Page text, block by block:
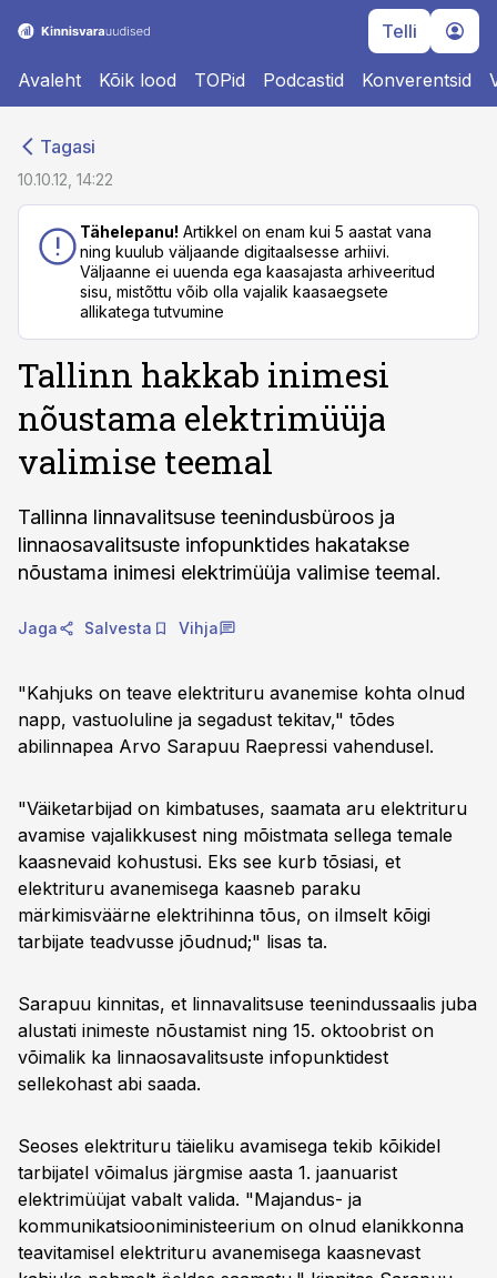
Telli
Avaleht Kõik lood TOPid Podcastid Konverentsid
Tagasi
10.10.12, 14:22
Tähelepanu! Artikkel on enam kui 5 aastat vana
ning kuulub väljaande digitaalsesse arhiivi.
Väljaanne ei uuenda ega kaasajasta arhiveeritud
sisu, mistõttu võib olla vajalik kaasaegsete
allikatega tutvumine
Tallinn hakkab inimesi
nõustama elektrimüüja
valimise teemal
Tallinna linnavalitsuse teenindusbüroos ja
linnaosavalitsuste infopunktides hakatakse
nõustama inimesi elektrimüüja valimise teemal.
Jaga Salvesta Vihja
"Kahjuks on teave elektrituru avanemise kohta olnud
napp, vastuoluline ja segadust tekitav," tõdes
abilinnapea Arvo Sarapuu Raepressi vahendusel.
"Väiketarbijad on kimbatuses, saamata aru elektrituru
avamise vajalikkusest ning mõistmata sellega temale
kaasnevaid kohustusi. Eks see kurb tõsiasi, et
elektrituru avanemisega kaasneb paraku
märkimisväärne elektrihinna tõus, on ilmselt kõigi
tarbijate teadvusse jõudnud;" lisas ta.
Sarapuu kinnitas, et linnavalitsuse teenindussaalis juba
alustati inimeste nõustamist ning 15. oktoobrist on
võimalik ka linnaosavalitsuste infopunktidest
sellekohast abi saada.
Seoses elektrituru täieliku avamisega tekib kõikidel
tarbijatel võimalus järgmise aasta 1. jaanuarist
elektrimüüjat vabalt valida. "Majandus- ja
kommunikatsiooniministeerium on olnud elanikkonna
teavitamisel elektrituru avanemisega kaasnevast